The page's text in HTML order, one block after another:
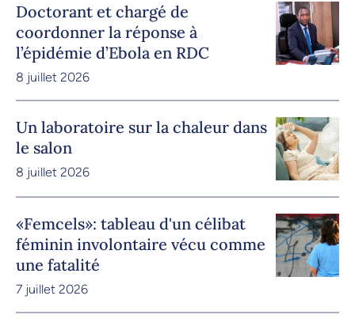
Doctorant et chargé de
coordonner la réponse à
l’épidémie d’Ebola en RDC
8 juillet 2026
Un laboratoire sur la chaleur dans
le salon
8 juillet 2026
«Femcels»: tableau d'un célibat
féminin involontaire vécu comme
une fatalité
7 juillet 2026